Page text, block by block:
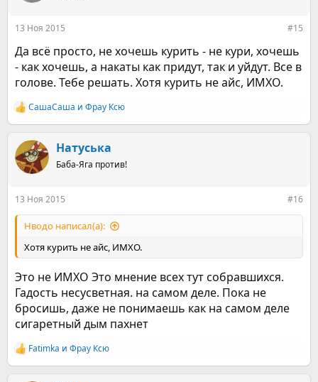
13 Ноя 2015 #15
Да всё просто, не хочешь курить - не кури, хочешь
- как хочешь, а накаты как придут, так и уйдут. Все в
голове. Тебе решать. Хотя курить не айс, ИМХО.
Р
е
к
ц
и
СашаСаша и Фрау Ксю
Натуська
Баба-Яга против!
13 Ноя 2015 #16
Нводо написал(а):
Хотя курить не айс, ИМХО.
Это не ИМХО Это мнение всех тут собравшихся.
Гадость несусветная. на самом деле. Пока не
бросишь, даже не понимаешь как на самом деле
сигаретный дым пахнет
Р
е
Fatimka и Фрау Ксю